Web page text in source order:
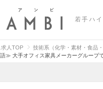
若手ハ
求人TOP 技術系（化学・素材・食品
≫ 大手オフィス家具メーカーグループ